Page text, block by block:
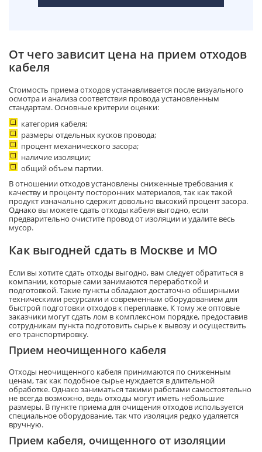
От чего зависит цена на прием отходов
кабеля
Стоимость приема отходов устанавливается после визуального
осмотра и анализа соответствия провода установленным
стандартам. Основные критерии оценки:
категория кабеля;
размеры отдельных кусков провода;
процент механического засора;
наличие изоляции;
общий объем партии.
В отношении отходов установлены сниженные требования к
качеству и проценту посторонних материалов, так как такой
продукт изначально сдержит довольно высокий процент засора.
Однако вы можете сдать отходы кабеля выгодно, если
предварительно очистите провод от изоляции и удалите весь
мусор.
Как выгодней сдать в Москве и МО
Если вы хотите сдать отходы выгодно, вам следует обратиться в
компании, которые сами занимаются переработкой и
подготовкой. Такие пункты обладают достаточно обширными
техническими ресурсами и современным оборудованием для
быстрой подготовки отходов к переплавке. К тому же оптовые
заказчики могут сдать лом в комплексном порядке, предоставив
сотрудникам пункта подготовить сырье к вывозу и осуществить
его транспортировку.
Прием неочищенного кабеля
Отходы неочищенного кабеля принимаются по сниженным
ценам, так как подобное сырье нуждается в длительной
обработке. Однако заниматься такими работами самостоятельно
не всегда возможно, ведь отходы могут иметь небольшие
размеры. В пункте приема для очищения отходов используется
специальное оборудование, так что изоляция редко удаляется
вручную.
Прием кабеля, очищенного от изоляции